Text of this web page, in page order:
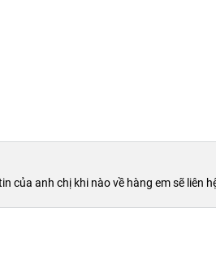
của anh chị khi nào về hàng em sẽ liên